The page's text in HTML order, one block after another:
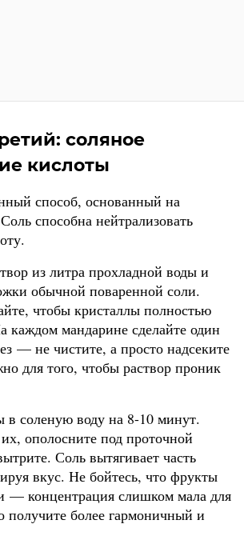
соляное
кислоты
способ, основанный на
способна нейтрализовать
из литра прохладной воды и
обычной поваренной соли.
чтобы кристаллы полностью
каждом мандарине сделайте один
— не чистите, а просто надсеките
для того, чтобы раствор проник
в соленую воду на 8-10 минут.
их, ополосните под проточной
Соль вытягивает часть
вкус. Не бойтесь, что фрукты
— концентрация слишком мала для
получите более гармоничный и